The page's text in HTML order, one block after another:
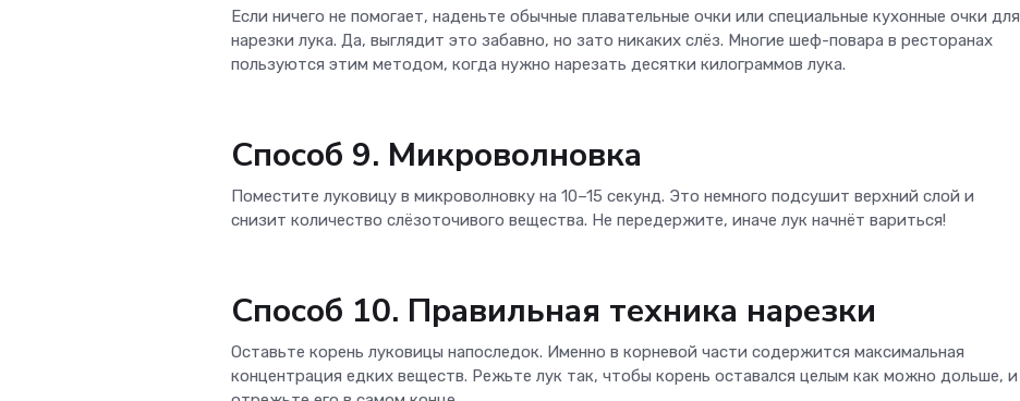
Если ничего не помогает, наденьте обычные плавательные очки или специальные кухонные очки для
нарезки лука. Да, выглядит это забавно, но зато никаких слёз. Многие шеф-повара в ресторанах
пользуются этим методом, когда нужно нарезать десятки килограммов лука.
Способ 9. Микроволновка
Поместите луковицу в микроволновку на 10–15 секунд. Это немного подсушит верхний слой и
снизит количество слёзоточивого вещества. Не передержите, иначе лук начнёт вариться!
Способ 10. Правильная техника нарезки
Оставьте корень луковицы напоследок. Именно в корневой части содержится максимальная
концентрация едких веществ. Режьте лук так, чтобы корень оставался целым как можно дольше, и